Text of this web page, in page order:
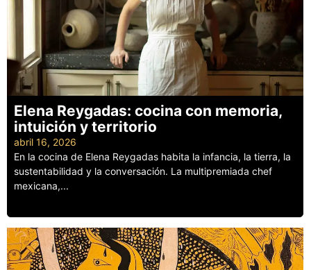
Elena Reygadas: cocina con memoria,
intuición y territorio
abril 16, 2026
En la cocina de Elena Reygadas habita la infancia, la tierra, la
sustentabilidad y la conversación. La multipremiada chef
mexicana,...